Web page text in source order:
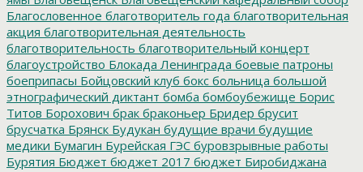
Благословенное благотворитель года благотворительная
акция благотворительная деятельность
благотворительность благотворительный концерт
благоустройство Блокада Ленинграда боевые патроны
боеприпасы Бойцовский клуб бокс больница большой
этнографический диктант бомба бомбоубежище Борис
Титов Борохович брак браконьер Бридер брусит
брусчатка Брянск Будукан будущие врачи будущие
медики Бумагин Бурейская ГЭС буровзрывные работы
Бурятия Бюджет бюджет 2017 бюджет Биробиджана